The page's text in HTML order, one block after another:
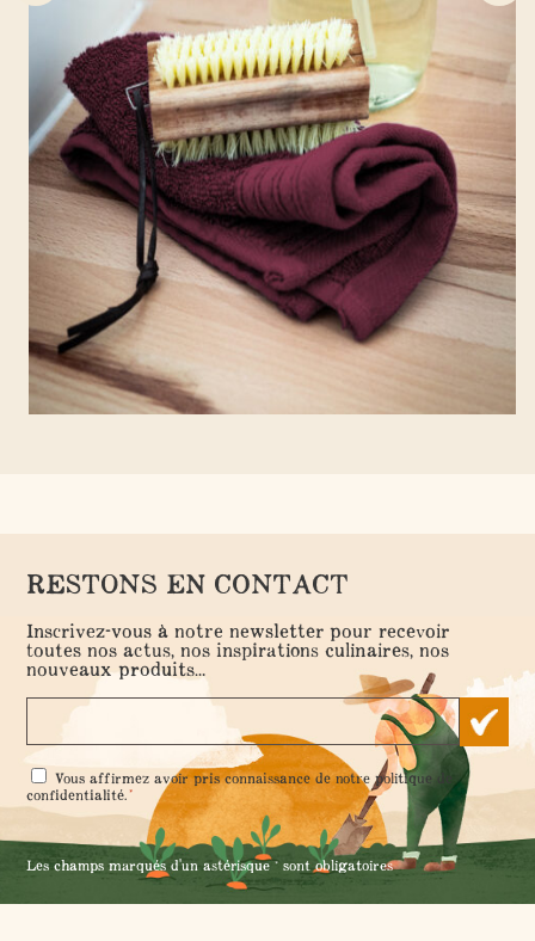
RESTONS EN CONTACT
Inscrivez-vous à notre newsletter pour recevoir
toutes nos actus, nos inspirations culinaires, nos
nouveaux produits...
RGPD
*
Vous affirmez avoir pris connaissance de notrepolitique de
confidentialité.*
Les champs marqués d'un astérisque * sont obligatoires